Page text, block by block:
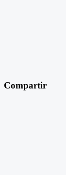
Compartir